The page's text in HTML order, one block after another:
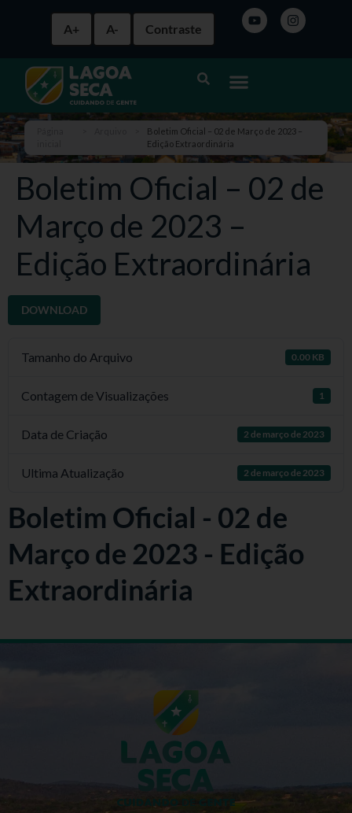
A+ A- Contraste
Boletim Oficial – 02 de Março de 2023 –
Edição Extraordinária
Boletim Oficial – 02 de
Março de 2023 –
Edição Extraordinária
DOWNLOAD
Tamanho do Arquivo 0.00 KB
Contagem de Visualizações 1
Data de Criação 2 de março de 2023
Ultima Atualização 2 de março de 2023
Boletim Oficial - 02 de
Março de 2023 - Edição
Extraordinária